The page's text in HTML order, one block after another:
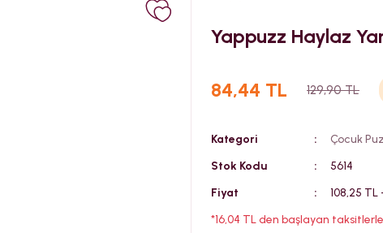
Yappuzz Haylaz
84,44 TL 129,90 TL
Kategori
Çocuk
Stok Kodu
5614
Fiyat
108,25 TL
*16,04 TL den başlayan